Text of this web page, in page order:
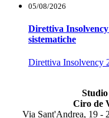
05/08/2026
Direttiva
sistematiche
Direttiva Insolvency
Ciro de
Via Sant'Andrea, 19 -